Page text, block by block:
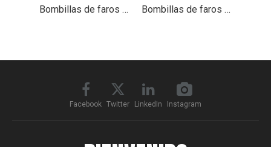
Bombillas de faros LED para LED H8/H9/H11 con punta ROJA Bombillas de faros LED para LED 9004
Facebook Twitter LinkedIn Instagram